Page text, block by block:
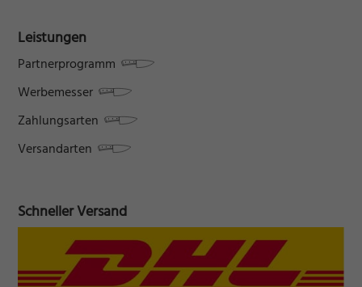
Leistungen
Partnerprogramm
Werbemesser
Zahlungsarten
Versandarten
Schneller Versand